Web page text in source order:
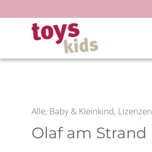
Inhalt
springen
Alle, Baby & Kleinkind, Lizenzen
Olaf am Strand